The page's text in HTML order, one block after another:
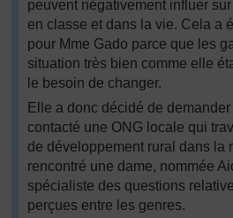
peuvent négativement influer
en classe et dans la vie. Cela a
pour Mme Gado parce que les
situation très bien comme elle
le besoin de changer.
Elle a donc décidé de demander
contacté une ONG locale qui
de développement rural dans la
rencontré une dame, nommée
spécialiste des questions
perçues entre les genres.